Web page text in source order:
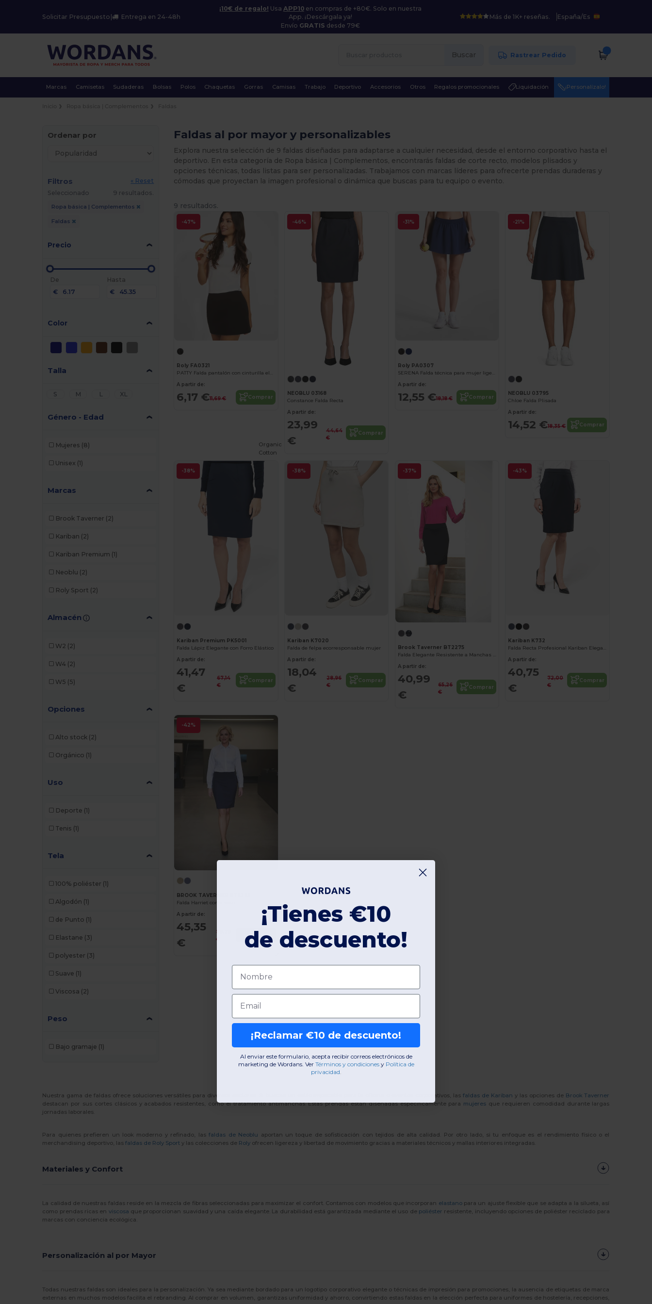
Solicitar Presupuesto Entrega en 24-48h
¡10€ de regalo! Usa APP10en compras de +80€. Solo en nuestra
App. ¡Descárgala ya!
Envío GRATIS desde 79€
Más de 1K+ reseñas. España/Es
Buscar Rastrear Pedido
Marcas Camisetas Sudaderas Bolsas Polos Chaquetas Gorras Camisas Trabajo Deportivo Accesorios Otros Regalos promocionales Liquidación ¡Personalízalo!
Ordenar por
Filtros
« Reset
Seleccionado
9 resultados.
Ropa básica | Complementos
Faldas
Precio
De
€
Hasta
€
Color
Talla
S M L XL
Género - Edad
Mujeres (8)
Unisex (1)
Marcas
Brook Taverner (2)
Kariban (2)
Kariban Premium (1)
Neoblu (2)
Roly Sport (2)
Almacén
W2 (2)
W4 (2)
W5 (5)
Opciones
Alto stock (2)
Orgánico (1)
Uso
Deporte (1)
Tenis (1)
Tela
100% poliéster (1)
Algodón (1)
de Punto (1)
Elastane (3)
polyester (3)
Suave (1)
Viscosa (2)
Peso
Bajo gramaje (1)
Faldas al por mayor y personalizables
Explora nuestra selección de 9 faldas diseñadas para adaptarse a cualquier necesidad, desde el entorno corporativo hasta el
deportivo. En esta categoría de Ropa básica | Complementos, encontrarás faldas de corte recto, modelos plisados y
opciones técnicas, todas listas para ser personalizadas. Trabajamos con marcas líderes para ofrecerte prendas duraderas y
cómodas que proyectan la imagen profesional o dinámica que buscas para tu equipo o evento.
9 resultados.
-47%
Roly FA0321
PATTY Falda pantalón con cinturilla elástica
A partir de:
6,17 €11,69 € Comprar
-46%
NEOBLU 03168
Constance Falda Recta
A partir de:
23,99
€
44,64
€
Comprar
-31%
Roly PA0307
SERENA Falda técnica para mujer ligera y elástica realizada en poliéster reciclado
A partir de:
12,55 €18,18 € Comprar
-21%
NEOBLU 03795
Chloe Falda Plisada
A partir de:
14,52 €18,35 € Comprar
-38%
Kariban Premium PK5001
Falda Lápiz Elegante con Forro Elástico
A partir de:
41,47
€
67,14
€
Comprar
-38%
Organic
Cotton
Kariban K7020
Falda de felpa ecorresponsable mujer
A partir de:
18,04
€
28,96
€
Comprar
-37%
Brook Taverner BT2275
Falda Elegante Resistente a Manchas Juliette
A partir de:
40,99
€
65,26
€
Comprar
-43%
Kariban K732
Falda Recta Profesional Kariban Elegante
A partir de:
40,75
€
72,00
€
Comprar
-42%
BROOK TAVERNER BT2393
Falda Harriet corte recto
A partir de:
45,35
€
78,78
€
Comprar
Nuestra gama de faldas ofrece soluciones versátiles para diversos sectores. Si buscas un estilo impecable para la oficina o eventos corporativos, las faldas de Kariban y las opciones de Brook Taverner
destacan por sus cortes clásicos y acabados resistentes, como el tratamiento antimanchas. Estas prendas están diseñadas específicamente para mujeres que requieren comodidad durante largas
jornadas laborales.
Para quienes prefieren un look moderno y refinado, lasfaldas de Neoblu aportan un toque de sofisticación con tejidos de alta calidad. Por otro lado, si tu enfoque es el rendimiento físico o el
merchandising deportivo, lasfaldas de Roly Sport y las colecciones de Roly ofrecen ligereza y libertad de movimiento gracias a materiales técnicos y mallas interiores integradas.
Materiales y Confort
La calidad de nuestras faldas reside en la mezcla de fibras seleccionadas para maximizar el confort. Contamos con modelos que incorporan elastanopara un ajuste flexible que se adapta a la silueta, así
como prendas ricas en viscosa que proporcionan suavidad y una caída elegante. La durabilidad está garantizada mediante el uso de poliéster resistente, incluyendo opciones de poliéster reciclado para
marcas con conciencia ecológica.
Personalización al por Mayor
Todas nuestras faldas son ideales para la personalización. Ya sea mediante bordado para un logotipo corporativo elegante o técnicas de impresión para promociones, la ausencia de etiquetas de marca
externas en muchos modelos facilita el rebranding. Al comprar en volumen, garantizas uniformidad y ahorro, convirtiendo estas faldas en la elección perfecta para uniformes de hostelería, recepciones,
¡Tienes €10
de descuento!
Nombre
Email
¡Reclamar €10 de descuento!
Al enviar este formulario, acepta recibir correos electrónicos de
marketing de Wordans. Ver​ Términos y condiciones​ y Política de
privacidad